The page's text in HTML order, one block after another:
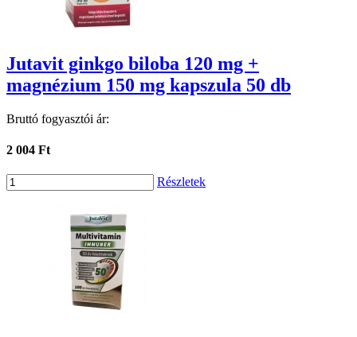
Jutavit ginkgo biloba 120 mg +
magnézium 150 mg kapszula 50 db
Bruttó fogyasztói ár:
2 004 Ft
Részletek